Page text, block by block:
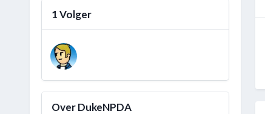
1 Volger
Over DukeNPDA